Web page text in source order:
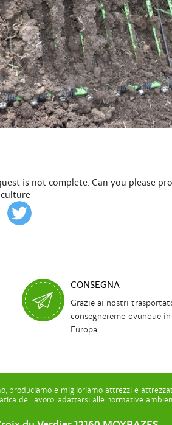
is not complete. Can you please
CONSEGNA
Grazie ai nostri
consegneremo ovunque
Europa.
produciamo e miglioriamo attrezzi e
del lavoro, adattarsi alle normative